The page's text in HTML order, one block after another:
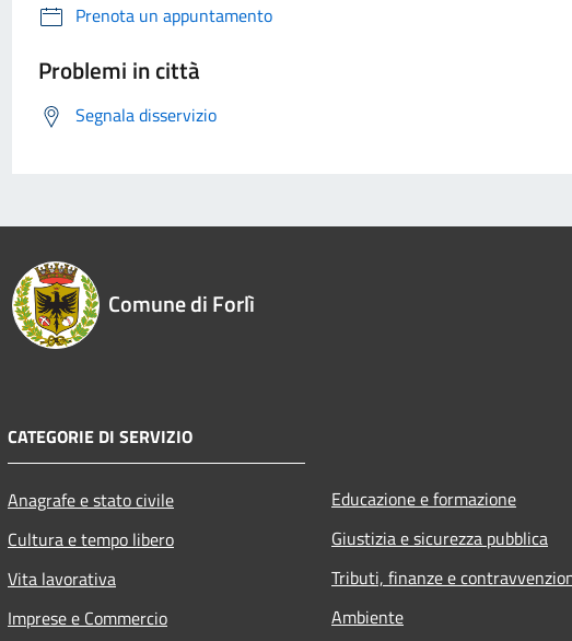
Prenota un appuntamento
Problemi in città
Segnala disservizio
Comune di Forlì
CATEGORIE DI SERVIZIO
Anagrafe e stato civile
Cultura e tempo libero
Vita lavorativa
Imprese e Commercio
Educazione e formazione
Giustizia e sicurezza pubblica
Tributi, finanze e
Ambiente